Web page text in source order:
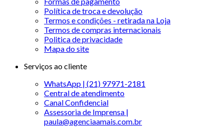
Política de troca e devolução
Termos e condições - retirada na Loja
Termos de compras internacionais
Politica de privacidade
Mapa do site
Serviços ao cliente
WhatsApp | (21) 97971-2181
Central de atendimento
Canal Confidencial
Assessoria de Imprensa |
paula@agenciaamais.com.br